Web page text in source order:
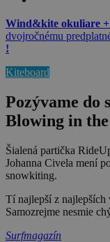
Wind&kite okuliare
dvojročnému
!
Kiteboard
Pozývame do
Blowing in
Šialená partička
Johanna Civela mení
snowkiting.
Tí najlepší z
Samozrejme nesmie
Surfmagazín